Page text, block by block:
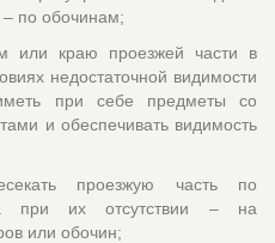
– по обочинам;
или краю проезжей части в
недостаточной видимости
при себе предметы со
и обеспечивать видимость
проезжую часть по
при их отсутствии – на
или обочин;